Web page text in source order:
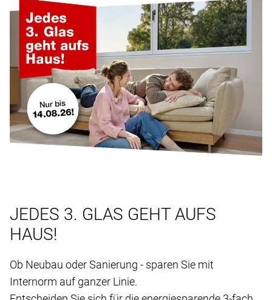
JEDES 3. GLAS GEHT AUFS
HAUS!
Ob Neubau oder Sanierung - sparen Sie mit
Internorm auf ganzer Linie.